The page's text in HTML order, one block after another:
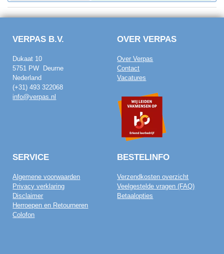
VERPAS B.V.
Dukaat 10
5751 PW Deurne
Nederland
(+31) 493 322068
info@verpas.nl
OVER VERPAS
Over Verpas
Contact
Vacatures
SERVICE
Algemene voorwaarden
Privacy verklaring
Disclaimer
Herroepen en Retourneren
Colofon
BESTELINFO
Verzendkosten overzicht
Veelgestelde vragen (FAQ)
Betaalopties